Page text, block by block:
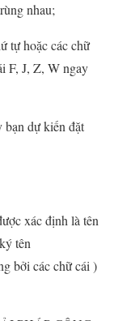
nhau;
tự hoặc các chữ
F, J, Z, W ngay
dự kiến đặt
xác định là tên
tên
bởi các chữ cái )